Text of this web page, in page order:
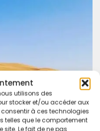
utilisons des
stocker et/ou accéder aux
à ces technologies
telles que le comportement
site. Le fait de ne pas